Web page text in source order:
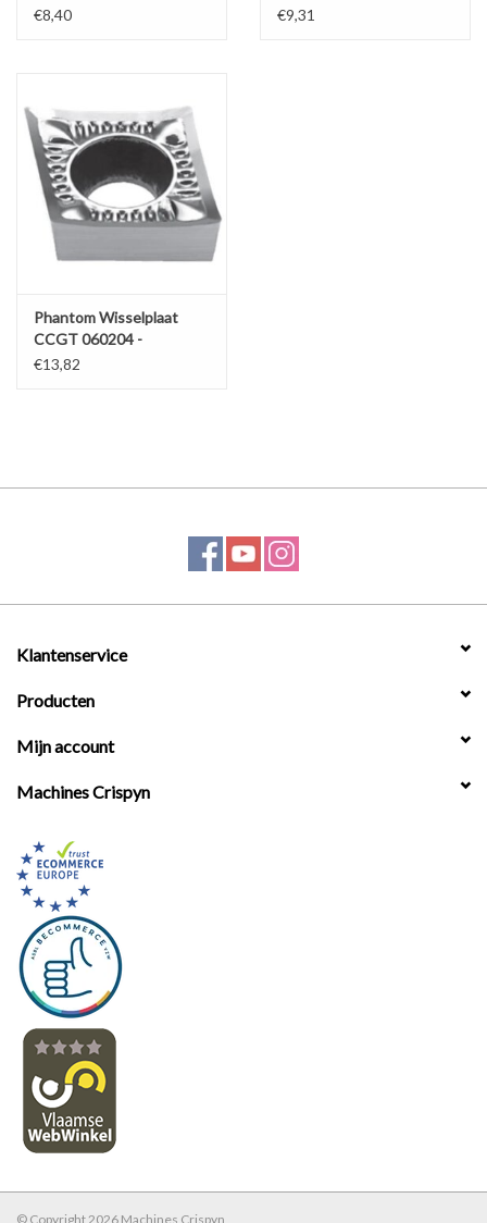
€8,40
€9,31
Phantom Wisselplaat
CCGT 060204 -
Aluminium
€13,82
Klantenservice
Producten
Mijn account
Machines Crispyn
© Copyright 2026 Machines Crispyn